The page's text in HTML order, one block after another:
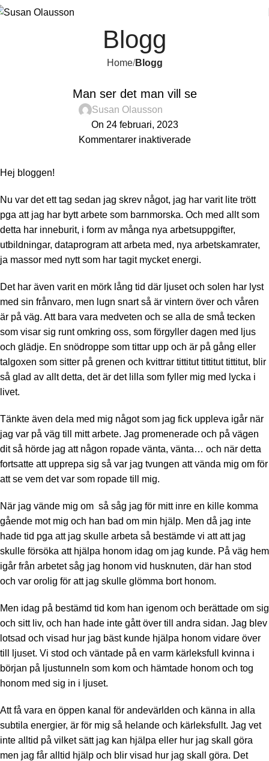
Blogg
Home Blogg
Man ser det man vill se
Susan Olausson
On 24 februari, 2023
Kommentarer inaktiverade
Hej bloggen!
Nu var det ett tag sedan jag skrev något, jag har varit lite trött
pga att jag har bytt arbete som barnmorska. Och med allt som
detta har inneburit, i form av många nya arbetsuppgifter,
utbildningar, dataprogram att arbeta med, nya arbetskamrater,
ja massor med nytt som har tagit mycket energi.
Det har även varit en mörk lång tid där ljuset och solen har lyst
med sin frånvaro, men lugn snart så är vintern över och våren
är på väg. Att bara vara medveten och se alla de små tecken
som visar sig runt omkring oss, som förgyller dagen med ljus
och glädje. En snödroppe som tittar upp och är på gång eller
talgoxen som sitter på grenen och kvittrar tittitut tittitut tittitut, blir
så glad av allt detta, det är det lilla som fyller mig med lycka i
livet.
Tänkte även dela med mig något som jag fick uppleva igår när
jag var på väg till mitt arbete. Jag promenerade och på vägen
dit så hörde jag att någon ropade vänta, vänta… och när detta
fortsatte att upprepa sig så var jag tvungen att vända mig om för
att se vem det var som ropade till mig.
När jag vände mig om så såg jag för mitt inre en kille komma
gående mot mig och han bad om min hjälp. Men då jag inte
hade tid pga att jag skulle arbeta så bestämde vi att att jag
skulle försöka att hjälpa honom idag om jag kunde. På väg hem
igår från arbetet såg jag honom vid husknuten, där han stod
och var orolig för att jag skulle glömma bort honom.
Men idag på bestämd tid kom han igenom och berättade om sig
och sitt liv, och han hade inte gått över till andra sidan. Jag blev
lotsad och visad hur jag bäst kunde hjälpa honom vidare över
till ljuset. Vi stod och väntade på en varm kärleksfull kvinna i
början på ljustunneln som kom och hämtade honom och tog
honom med sig in i ljuset.
Att få vara en öppen kanal för andevärlden och känna in alla
subtila energier, är för mig så helande och kärleksfullt. Jag vet
inte alltid på vilket sätt jag kan hjälpa eller hur jag skall göra
men jag får alltid hjälp och blir visad hur jag skall göra. Det